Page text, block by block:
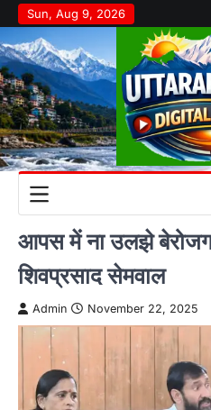
Skip
to
content
Sun, Aug 9, 2026
आपस में ना उलझे
शिवप्रसाद सेमवाल
Admin November 22, 2025